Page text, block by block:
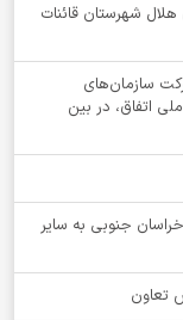
هلال شهرستان قائنات
سازمان‌های
اتفاق، در بین
هزار تن کالا از خراسان جنوبی به سایر
تعاون